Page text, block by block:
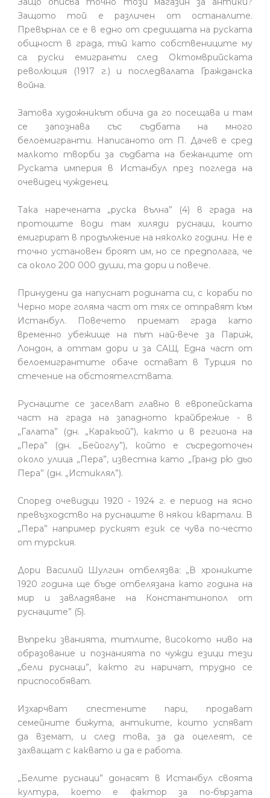
Защото той е различен от останалите.
Превърнал се е в едно от средищата на руската
общност в града, тъй като собствениците му
са руски емигранти след Октомврийската
революция (1917 г.) и последвалата Гражданска
война.
Затова художникът обича да го посещава и там
се запознава със съдбата на много
белоемигранти. Написаното от П. Дачев е сред
малкото творби за съдбата на бежанците от
Руската империя в Истанбул през погледа на
очевидец чужденец.
Така наречената „руска вълна” (4) в града на
протоците води там хиляди руснаци, които
емигрират в продължение на няколко години. Не е
точно установен броят им, но се предполага, че
са около 200 000 души, та дори и повече.
Принудени да напуснат родината си, с кораби по
Черно море голяма част от тях се отправят към
Истанбул. Повечето приемат града като
временно убежище на път най-вече за Париж,
Лондон, а оттам дори и за САЩ. Една част от
белоемигрантите обаче остават в Турция по
стечение на обстоятелствата.
Руснаците се заселват главно в европейската
част на града на западното крайбрежие - в
„Галата” (дн. „Каракьой”), както и в региона на
„Пера” (дн. „Бейоглу”), който е съсредоточен
около улица „Пера”, известна като „Гранд рю дьо
Пера” (дн. „Истиклял”).
Според очевидци 1920 - 1924 г. е период на ясно
превъзходство на руснаците в някои квартали. В
„Пера” например руският език се чува по-често
от турския.
Дори Василий Шулгин отбелязва: „В хрониките
1920 година ще бъде отбелязана като година на
мир и завладяване на Константинопол от
руснаците” (5).
Въпреки званията, титлите, високото ниво на
образование и познанията по чужди езици тези
„бели руснаци”, както ги наричат, трудно се
приспособяват.
Изхарчват спестените пари, продават
семейните бижута, антиките, които успяват
да вземат, и след това, за да оцелеят, се
захващат с каквато и да е работа.
„Белите руснаци” донасят в Истанбул своята
култура, което е фактор за по-бързата